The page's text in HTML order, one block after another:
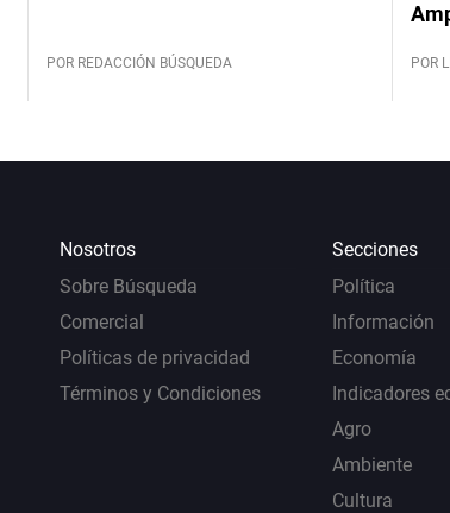
POR REDACCIÓN BÚSQUEDA POR
Nosotros
Sobre Búsqueda
Comercial
Políticas de privacidad
Términos y Condiciones
Secciones
Política
Información
Economía
Indicadores
Agro
Ambiente
Cultura